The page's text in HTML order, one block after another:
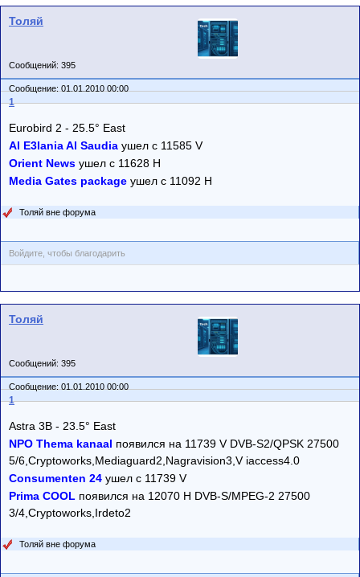
Толяй
Сообщений: 395
Сообщение: 01.01.2010 00:00
1
Eurobird 2 - 25.5° East
Al E3lania Al Saudia ушел с 11585 V
Orient News ушел с 11628 H
Media Gates package ушел с 11092 H
Толяй вне форума
Войдите, чтобы благодарить
Толяй
Сообщений: 395
Сообщение: 01.01.2010 00:00
1
Astra 3B - 23.5° East
NPO Thema kanaal появился на 11739 V DVB-S2/QPSK 27500
5/6,Cryptoworks,Mediaguard2,Nagravision3,V iaccess4.0
Consumenten 24 ушел с 11739 V
Prima COOL появился на 12070 H DVB-S/MPEG-2 27500
3/4,Cryptoworks,Irdeto2
Толяй вне форума